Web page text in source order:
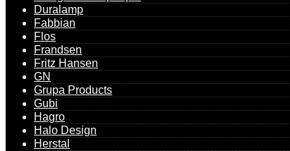
Duralamp
Fabbian
Flos
Frandsen
Fritz Hansen
GN
Grupa Products
Gubi
Hagro
Halo Design
Herstal